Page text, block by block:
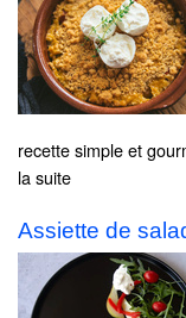
recette simple et
la suite
Assiette de